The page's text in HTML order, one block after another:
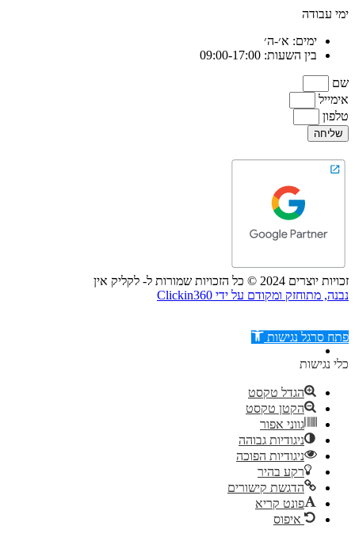
ימי עבודה
ימים: א׳-ה׳
בין השעות: 09:00-17:00
שם
אימייל
טלפון
שליחה
זכויות יוצרים 2024 © כל הזכויות שמורות ל- לקליק אין
נבנה, מתוחזק ומקודם על ידי Clickin360
דילוג לתוכן
פתח סרגל נגישות
כלי נגישות
הגדל טקסט
הקטן טקסט
גווני אפור
ניגודיות גבוהה
ניגודיות הפוכה
רקע בהיר
הדגשת קישורים
פונט קריא
איפוס